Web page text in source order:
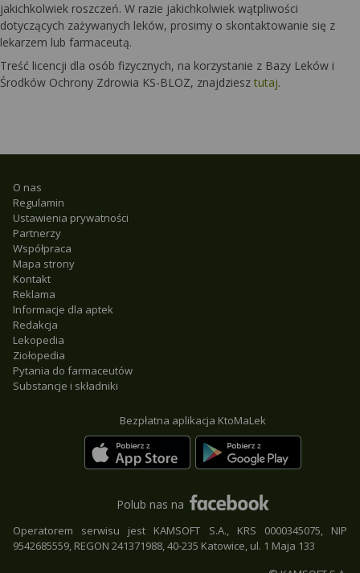
jakichkolwiek roszczeń. W razie jakichkolwiek wątpliwości
dotyczących zażywanych leków, prosimy o skontaktowanie się z
lekarzem lub farmaceutą.
Treść licencji dla osób fizycznych, na korzystanie z Bazy Leków i
Środków Ochrony Zdrowia KS-BLOZ, znajdziesz tutaj.
O nas
Regulamin
Ustawienia prywatności
Partnerzy
Współpraca
Mapa strony
Kontakt
Reklama
Informacje dla aptek
Redakcja
Lekopedia
Ziołopedia
Pytania do farmaceutów
Substancje i składniki
Bezpłatna aplikacja KtoMaLek
Polub nas na
Operatorem serwisu jest KAMSOFT S.A., KRS 0000345075, NIP
9542685559, REGON 241371988, 40-235 Katowice, ul. 1 Maja 133